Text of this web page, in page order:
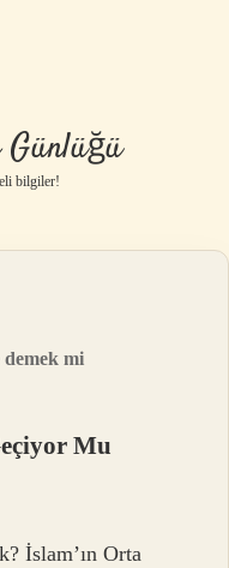
Günlüğü
bilgiler!
demek mi
Mu
İslam’ın Orta